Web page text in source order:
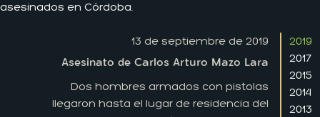
asesinados en Córdoba.
13 de septiembre de 2019
Asesinato de Carlos Arturo Mazo Lara
Dos hombres armados con pistolas
llegaron hasta el lugar de residencia del
2019
2017
2015
2014
2013